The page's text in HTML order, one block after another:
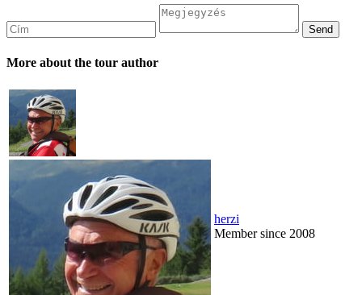
More about the tour author
herzi
Member since 2008